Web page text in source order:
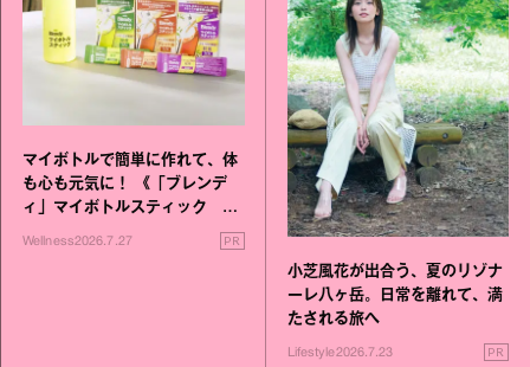
マイボトルで簡単に作れて、体
も心も元気に！ 《「ブレンデ
ィ」マイボトルスティック い
いこと毎日》シリーズが誕生
Wellness2026.7.27 PR
小芝風花が出合う、夏のリゾナ
ーレ八ヶ岳。日常を離れて、満
たされる旅へ
Lifestyle2026.7.23 PR